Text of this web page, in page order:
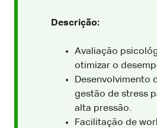
Descrição:
Avaliação
otimizar o
Desenvolvimento
gestão de stress
alta pressão.
Facilitação de